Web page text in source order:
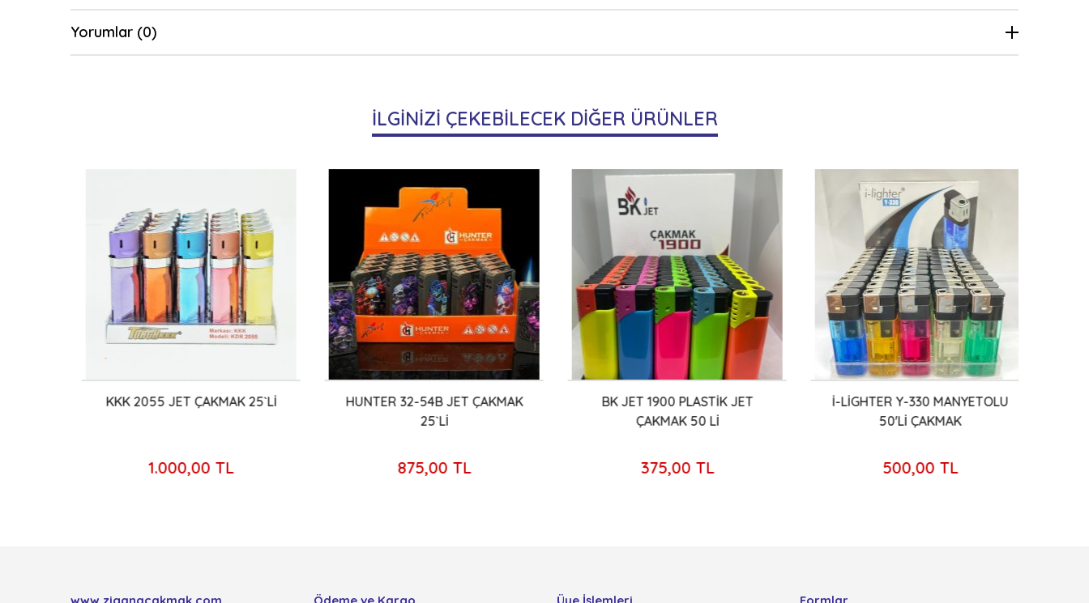
Yorumlar (0)
İLGİNİZİ ÇEKEBİLECEK DİĞER ÜRÜNLER
KKK 2055 JET ÇAKMAK 25`Lİ
1.000,00 TL
HUNTER 32-54B JET ÇAKMAK
25`Lİ
875,00 TL
BK JET 1900 PLASTİK JET
ÇAKMAK 50 Lİ
375,00 TL
İ-LİGHTER Y-330 MANYETOLU
50'Lİ ÇAKMAK
500,00 TL